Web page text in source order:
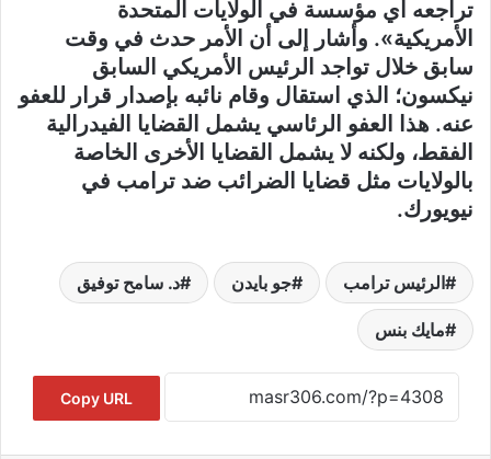
تراجعه أي مؤسسة في الولايات المتحدة
الأمريكية». وأشار إلى أن الأمر حدث في وقت
سابق خلال تواجد الرئيس الأمريكي السابق
نيكسون؛ الذي استقال وقام نائبه بإصدار قرار للعفو
عنه. هذا العفو الرئاسي يشمل القضايا الفيدرالية
الفقط، ولكنه لا يشمل القضايا الأخرى الخاصة
بالولايات مثل قضايا الضرائب ضد ترامب في
نيويورك.
الرئيس ترامب جو بايدن د. سامح توفيق
مايك بنس
Copy URL